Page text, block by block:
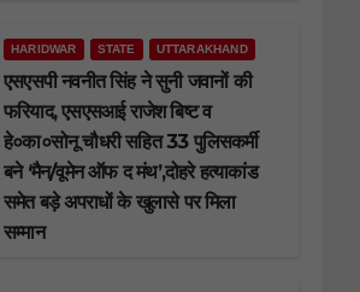
HARIDWAR STATE UTTARAKHAND
एसएसपी नवनीत सिंह ने सुनी जवानों की
फरियाद, एसएसआई राजेश बिष्ट व
हे०का०सोनू चौधरी सहित 33 पुलिसकर्मी
बने ‘मैन/वूमेन ऑफ द मंथ’,दोहरे हत्याकांड
समेत बड़े अपराधों के खुलासे पर मिला
सम्मान